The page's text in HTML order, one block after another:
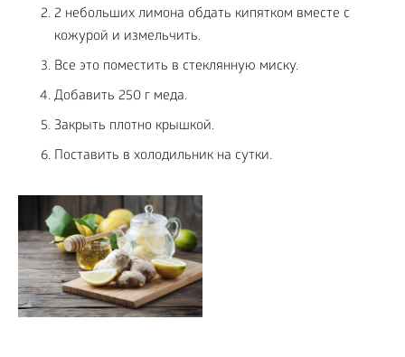
2 небольших лимона обдать кипятком вместе с
кожурой и измельчить.
Все это поместить в стеклянную миску.
Добавить 250 г меда.
Закрыть плотно крышкой.
Поставить в холодильник на сутки.